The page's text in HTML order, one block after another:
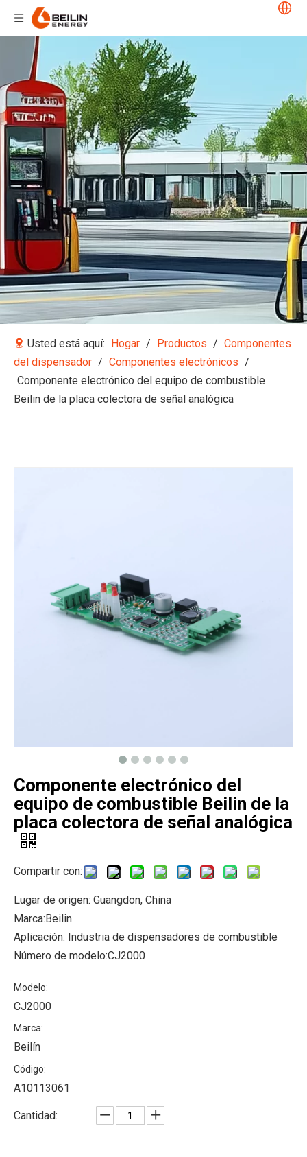
Usted está aquí: Hogar / Productos / Componentes
del dispensador / Componentes electrónicos /
Componente electrónico del equipo de combustible
Beilin de la placa colectora de señal analógica
Componente electrónico del
equipo de combustible Beilin de la
placa colectora de señal analógica
Compartir con:
Lugar de origen: Guangdon, China
Marca:Beilin
Aplicación: Industria de dispensadores de combustible
Número de modelo:CJ2000
Modelo:
CJ2000
Marca:
Beilín
Código:
A10113061
Cantidad: